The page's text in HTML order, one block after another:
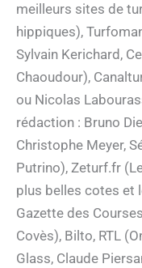
meilleurs sites de
hippiques),
Sylvain Kerichard,
Chaoudour),
ou Nicolas
rédaction : Bruno
Christophe Meyer,
Putrino), Zeturf.fr
plus belles cotes et
Gazette des
Covès), Bilto, RTL
Glass, Claude